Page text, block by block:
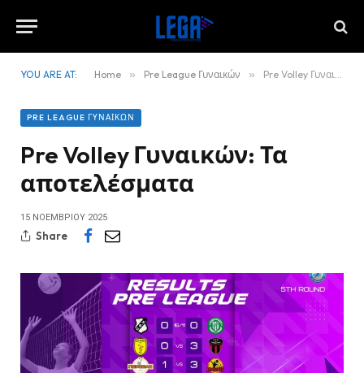
YOU ARE AT: Home » Pre League Γυναικών » Pre Volley Γυναικών: Τα αποτελέσματα
PRE LEAGUE ΓΥΝΑΙΚΏΝ
Pre Volley Γυναικών: Τα
αποτελέσματα
15 ΝΟΕΜΒΡΊΟΥ 2025
Share